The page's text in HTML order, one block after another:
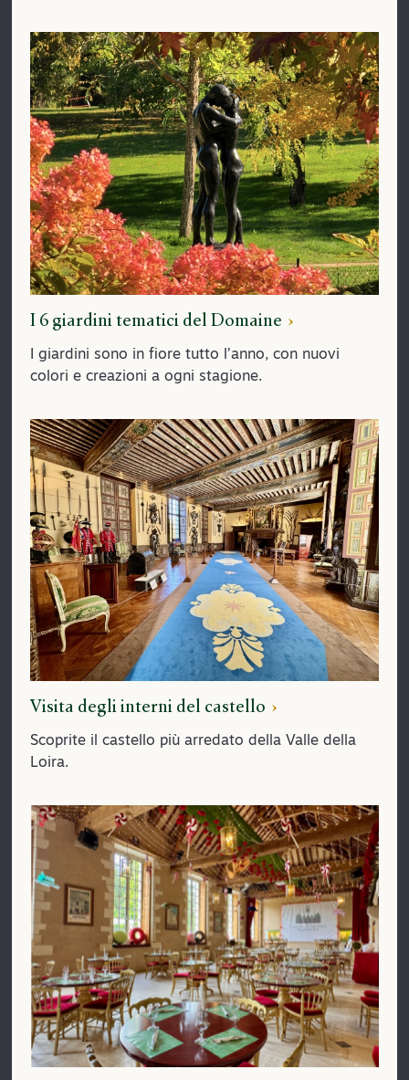
I 6 giardini tematici del Domaine
I giardini sono in fiore tutto l’anno, con nuovi
colori e creazioni a ogni stagione.
Visita degli interni del castello
Scoprite il castello più arredato della Valle della
Loira.